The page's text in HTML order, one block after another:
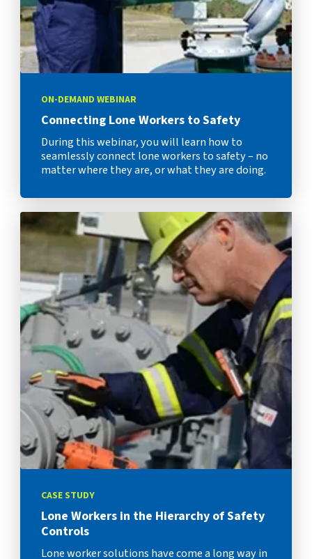
ON-DEMAND WEBINAR
Connecting Lone Workers to Safety
During this webinar, you will learn how to
seamlessly connect lone workers to safety – no
matter where they are, or what they are doing.
CASE STUDY
Lone Workers in the Hierarchy of Safety
Controls
Lone worker solutions have come a long way in